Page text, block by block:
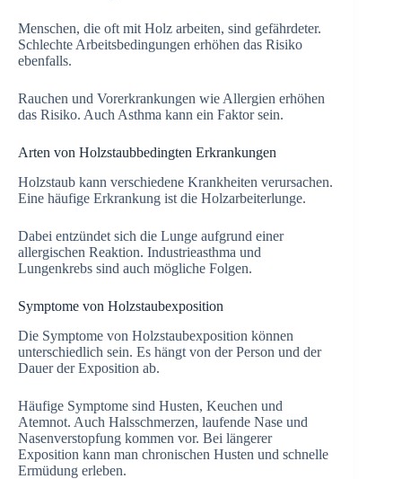
Menschen, die oft mit Holz arbeiten, sind gefährdeter.
Schlechte Arbeitsbedingungen erhöhen das Risiko
ebenfalls.
Rauchen und Vorerkrankungen wie Allergien erhöhen
das Risiko. Auch Asthma kann ein Faktor sein.
Arten von Holzstaubbedingten Erkrankungen
Holzstaub kann verschiedene Krankheiten verursachen.
Eine häufige Erkrankung ist die Holzarbeiterlunge.
Dabei entzündet sich die Lunge aufgrund einer
allergischen Reaktion. Industrieasthma und
Lungenkrebs sind auch mögliche Folgen.
Symptome von Holzstaubexposition
Die Symptome von Holzstaubexposition können
unterschiedlich sein. Es hängt von der Person und der
Dauer der Exposition ab.
Häufige Symptome sind Husten, Keuchen und
Atemnot. Auch Halsschmerzen, laufende Nase und
Nasenverstopfung kommen vor. Bei längerer
Exposition kann man chronischen Husten und schnelle
Ermüdung erleben.